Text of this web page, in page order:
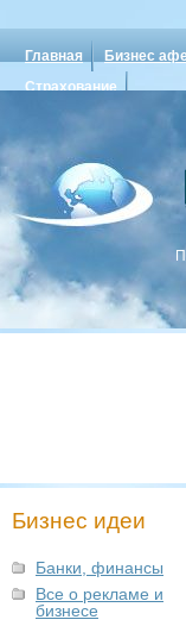
Главная Бизнес
Страхование
Бизнес идеи
Банки, финансы
Все о рекламе и
бизнесе